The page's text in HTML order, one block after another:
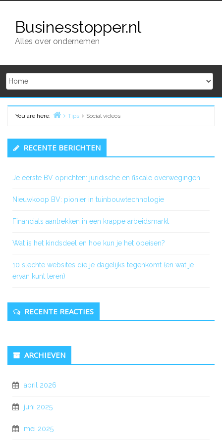
contentBusinesstopper.nl
Alles over ondernemen
You are here:
Tips Social videos
Primary
Sidebar
RECENTE BERICHTEN
Je eerste BV oprichten: juridische en fiscale overwegingen
Nieuwkoop BV: pionier in tuinbouwtechnologie
Financials aantrekken in een krappe arbeidsmarkt
Wat is het kindsdeel en hoe kun je het opeisen?
10 slechte websites die je dagelijks tegenkomt (en wat je
ervan kunt leren)
RECENTE REACTIES
ARCHIEVEN
april 2026
juni 2025
mei 2025